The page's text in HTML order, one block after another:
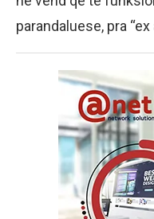
parandaluese, pra “ex